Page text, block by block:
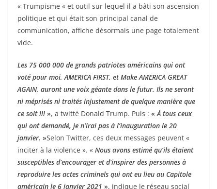
« Trumpisme « et outil sur lequel il a bâti son ascension
politique et qui était son principal canal de
communication, affiche désormais une page totalement
vide.
Les 75 000 000 de grands patriotes américains qui ont
voté pour moi, AMERICA FIRST, et Make AMERICA GREAT
AGAIN, auront une voix géante dans le futur. Ils ne seront
ni méprisés ni traités injustement de quelque manière que
ce soit !!! », a twitté Donald Trump. Puis : «À tous ceux
qui ont demandé, je n’irai pas à l’inauguration le 20
janvier. »Selon Twitter, ces deux messages peuvent «
inciter à la violence ». « Nous avons estimé qu’ils étaient
susceptibles d’encourager et d’inspirer des personnes à
reproduire les actes criminels qui ont eu lieu au Capitole
américain le 6 janvier 2021 », indique le réseau social